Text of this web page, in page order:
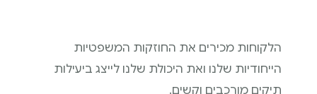
הלקוחות מכירים את החוזקות המשפטיות
הייחודיות שלנו ואת היכולת שלנו לייצג ביעילות
תיקים מורכבים וקשים.